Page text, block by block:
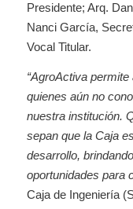
Presidente; Arq.
Nanci García,
Vocal Titular.
“AgroActiva
quienes aún no
nuestra institución.
sepan que la Caja
desarrollo,
oportunidades para
Caja de Ingeniería